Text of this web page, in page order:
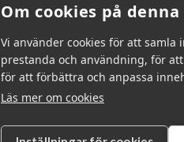
Om cookies på
Vi använder cookies för att
prestanda och användning, för
för att förbättra och anpassa
Läs mer om cookies